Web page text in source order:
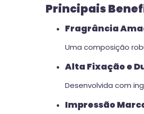
Principais
Fragrância
Uma composição
Alta Fixação e
Desenvolvida com
Impressão